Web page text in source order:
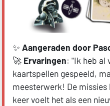
✨ Aangeraden door
🚀 Ervaringen: "Ik heb al
kaartspellen gespeeld,
meesterwerk! De
keer voelt het als een